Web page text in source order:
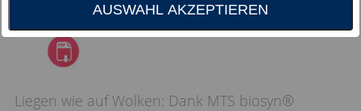
Liegen wie auf Wolken: Dank MTS biosyn®
AUSWAHL AKZEPTIEREN